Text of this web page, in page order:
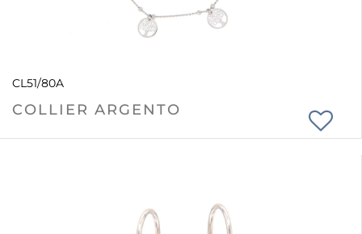
CL51/80A
COLLIER ARGENTO